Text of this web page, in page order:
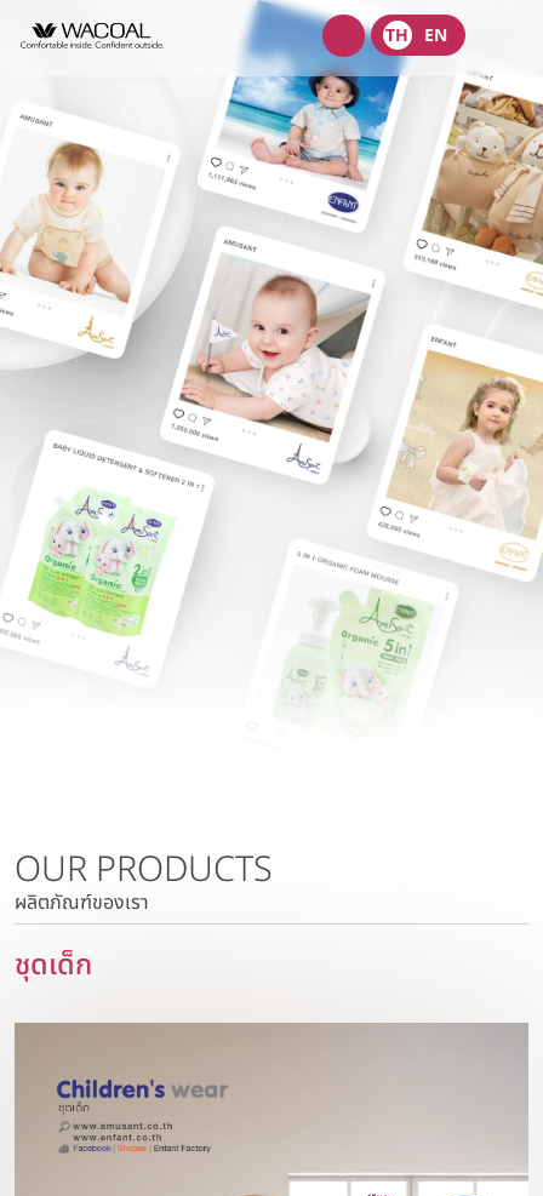
Wacoal
shop
TH EN
เกี่ยวกับเรา
วิสัยทัศน์ พันธกิจ และค่านิยม
ประวัติความเป็นมา
ลักษณะการประกอบธุรกิจ
โครงสร้างองค์กร
คณะกรรมการ
โครงสร้างบริษัทในกลุ่ม
ผู้บริหาร
ผลิตภัณฑ์
ชุดชั้นในสตรี
ชุดเด็ก
ชุดชั้นนอกสตรี
นักลงทุนสัมพันธ์
หน้าแรกนักลงทุนสัมพันธ์
ข้อมูลองค์กร
จุดเด่นทางการเงิน
รายงานประจำปีและรายไตรมาส
ข้อมูลราคาหลักทรัพย์
ข้อมูลสำหรับผู้ถือหุ้น
ข่าวสารเพื่อนักลงทุน
ข้อมูลนำเสนอ
สอบถามข้อมูลนักลงทุน
การกำกับดูแลกิจการ
หลักการกำกับดูแลกิจการที่ดี
รายงานคณะกรรมการธรรมาภิบาลและการพัฒนาเพื่อความยั่งยืน
รายงานการปฎิบัติตามหลักการกำกับดูแลกิจการ
การต่อต้านคอร์รัปชัน
นโยบายการแจ้งเบาะแสหรือข้อร้องเรียน
นโยบายการกำกับดูแลบริษัทย่อยและบริษัทร่วม
นโยบายการสรรหากรรมการบริษัทและผู้บริหารระดับสูง
นโยบายการบริหารความเสี่ยง
นโยบายด้านภาษี
นโยบายด้านสิทธิมนุษยชน
นโยบายความเป็นส่วนตัว
นโยบายความมั่นคงปลอดภัยของข้อมูลและระบบคอมพิวเตอร์
นโยบายด้านสิทธิมนุษยชน
นโยบายความเป็นส่วนตัว
นโยบายความมั่นคงปลอดภัยของข้อมูลและระบบ
คอมพิวเตอร์
ความยั่งยืน
นโยบายการจัดการด้านความยั่งยืน
กลยุทธ์ด้านความยั่งยืน
นโยบายด้านสังคม
นโยบายด้านสิ่งแวดล้อม
การขับเคลื่อนธุรกิจเพื่อความยั่งยืน
การบริหารจัดการห่วงโซ่คุณค่าของธุรกิจ
ข่าวสาร
ติดต่อ
บริษัท ไทยวาโก้ จำกัด (มหาชน)
บริษัท วาโก้ศรีราชา จำกัด
บริษัท วาโก้ลำพูน จำกัด
บริษัท วาโก้กบินทร์บุรี จำกัด
บริษัท ภัทยากบินทร์บุรี จำกัด
บริษัท โทรา 1010 จำกัด
OUR PRODUCTS
ผลิตภัณฑ์ของเรา
ชุดเด็ก